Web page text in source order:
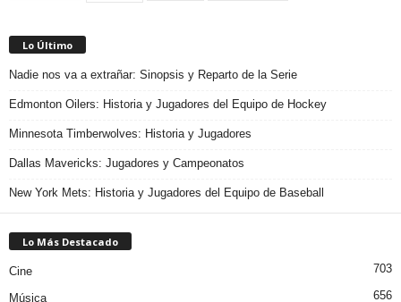
Lo Último
Nadie nos va a extrañar: Sinopsis y Reparto de la Serie
Edmonton Oilers: Historia y Jugadores del Equipo de Hockey
Minnesota Timberwolves: Historia y Jugadores
Dallas Mavericks: Jugadores y Campeonatos
New York Mets: Historia y Jugadores del Equipo de Baseball
Lo Más Destacado
Cine 703
Música 656